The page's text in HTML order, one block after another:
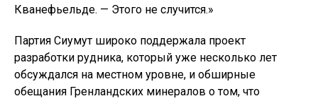
Кванефьельде. — Этого не случится.»
Партия Сиумут широко поддержала проект
разработки рудника, который уже несколько лет
обсуждался на местном уровне, и обширные
обещания Гренландских минералов о том, что